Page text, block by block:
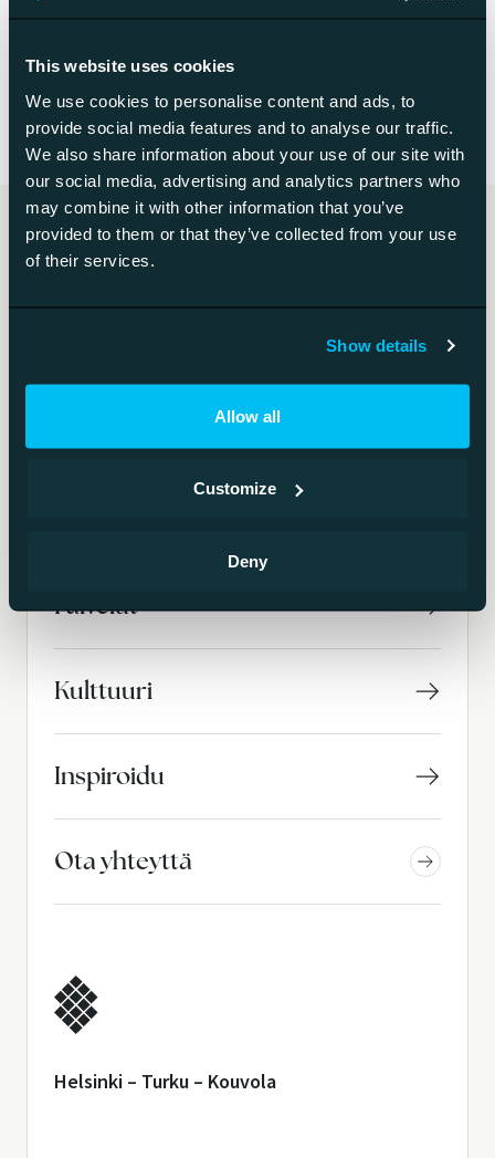
This website uses cookies
We use cookies to personalise content and ads, to
provide social media features and to analyse our traffic.
We also share information about your use of our site with
our social media, advertising and analytics partners who
may combine it with other information that you’ve
provided to them or that they’ve collected from your use
of their services.
Show details
Allow all
Customize
Deny
Lue lisää
Ketterän kompakti.
Laadusta tinkimätön.
Palvelut
Kulttuuri
Inspiroidu
Ota yhteyttä
Helsinki – Turku – Kouvola